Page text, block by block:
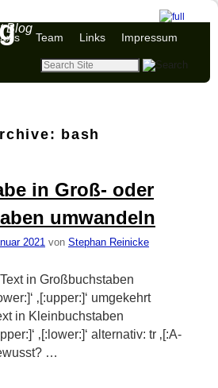
Blog
Team Links Impressum
bash
in Groß- oder
umwandeln
2021 von Stephan Reinicke
in Großbuchstaben
‚[:upper:]‘ umgekehrt
in Kleinbuchstaben
‚[:lower:]‘ alternativ: tr ‚[:A-
…